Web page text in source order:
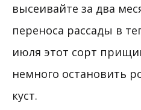
высеивайте за два
переноса рассады в
июля этот сорт
немного остановить
куст.